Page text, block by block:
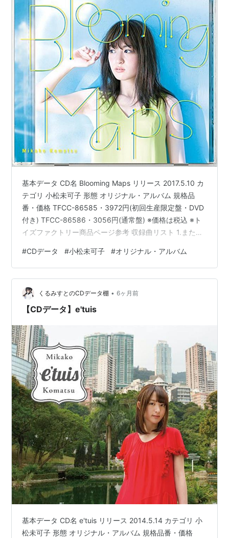
基本データ CD名 Blooming Maps リリース 2017.5.10 カ
テゴリ 小松未可子 形態 オリジナル・アルバム 規格品
番・価格 TFCC-86585・3972円(初回生産限定盤・DVD
付き) TFCC-86586・3056円(通常盤) ※価格は税込 ※ト
イズファクトリー商品ページ参考 収録曲リスト 1.また、
me if you JAZZ 4.ランダムメトロノーム 5.純真エチュー
ド 6.硝子の地球儀 7.My sky Red sky 8.だから返事はい
らない 9.流れ星じゃないから 10.…
#CDデータ #小松未可子 #オリジナル・アルバム
くるみすとのCDデータ棚 • 6ヶ月前
【CDデータ】e'tuis
基本データ CD名 e'tuis リリース 2014.5.14 カテゴリ 小
松未可子 形態 オリジナル・アルバム 規格品番・価格